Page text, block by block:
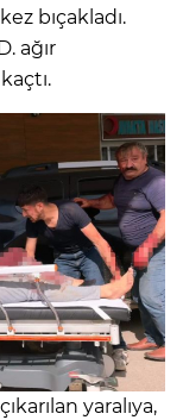
bıçakladı.
ağır
yaralıya,